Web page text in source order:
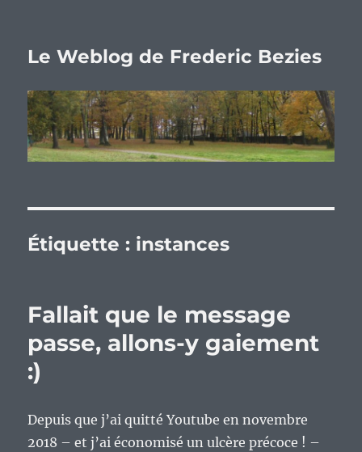
Le Weblog de Frederic Bezies
Étiquette : instances
Fallait que le message
passe, allons-y gaiement
:)
Depuis que j’ai quitté Youtube en novembre
2018 – et j’ai économisé un ulcère précoce ! –